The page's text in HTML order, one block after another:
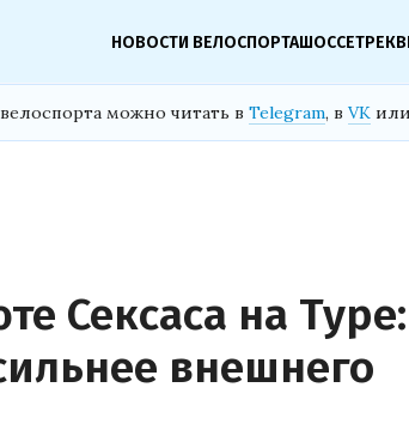
НОВОСТИ ВЕЛОСПОРТАШОССЕТРЕК
можно читать в Telegram, в VK или
Сексаса на Туре:
внешнего